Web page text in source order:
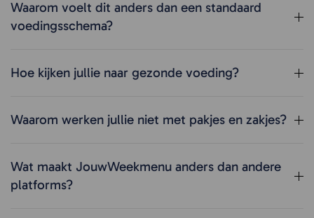
Waarom voelt dit anders dan een standaard
voedingsschema?
Hoe kijken jullie naar gezonde voeding?
Waarom werken jullie niet met pakjes en zakjes?
Wat maakt JouwWeekmenu anders dan andere
platforms?